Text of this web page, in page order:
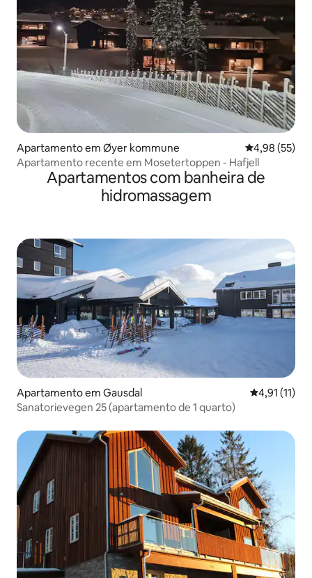
Apartamento em Øyer kommune Classificação
4,98 (55)
Apartamento recente em Mosetertoppen - Hafjell
Apartamentos com banheira de
hidromassagem
Apartamento em Gausdal
4,91 (11)
Sanatorievegen 25 (apartamento de 1 quarto)